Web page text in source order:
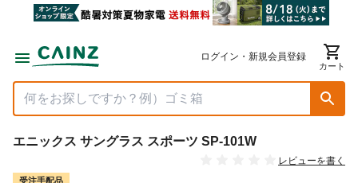
ログイン・新規会員登録
カート
エニックス サングラス スポーツ SP-101W
レビューを書く
受注手配品